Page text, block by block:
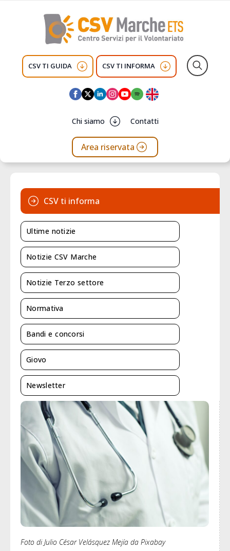
CSV TI GUIDA CSV TI INFORMA
Chi siamo Contatti
Area riservata
Foto di Julio César Velásquez Mejía da Pixabay
CSV ti informa
Ultime notizie
Notizie CSV Marche
Notizie Terzo settore
Normativa
Bandi e concorsi
Giovo
Newsletter